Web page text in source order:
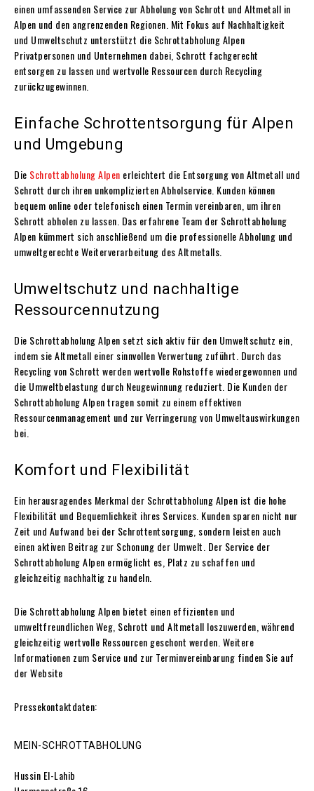
einen umfassenden Service zur Abholung von Schrott und Altmetall in
Alpen und den angrenzenden Regionen. Mit Fokus auf Nachhaltigkeit
und Umweltschutz unterstützt die Schrottabholung Alpen
Privatpersonen und Unternehmen dabei, Schrott fachgerecht
entsorgen zu lassen und wertvolle Ressourcen durch Recycling
zurückzugewinnen.
Einfache Schrottentsorgung für Alpen
und Umgebung
Die Schrottabholung Alpen erleichtert die Entsorgung von Altmetall und
Schrott durch ihren unkomplizierten Abholservice. Kunden können
bequem online oder telefonisch einen Termin vereinbaren, um ihren
Schrott abholen zu lassen. Das erfahrene Team der Schrottabholung
Alpen kümmert sich anschließend um die professionelle Abholung und
umweltgerechte Weiterverarbeitung des Altmetalls.
Umweltschutz und nachhaltige
Ressourcennutzung
Die Schrottabholung Alpen setzt sich aktiv für den Umweltschutz ein,
indem sie Altmetall einer sinnvollen Verwertung zuführt. Durch das
Recycling von Schrott werden wertvolle Rohstoffe wiedergewonnen und
die Umweltbelastung durch Neugewinnung reduziert. Die Kunden der
Schrottabholung Alpen tragen somit zu einem effektiven
Ressourcenmanagement und zur Verringerung von Umweltauswirkungen
bei.
Komfort und Flexibilität
Ein herausragendes Merkmal der Schrottabholung Alpen ist die hohe
Flexibilität und Bequemlichkeit ihres Services. Kunden sparen nicht nur
Zeit und Aufwand bei der Schrottentsorgung, sondern leisten auch
einen aktiven Beitrag zur Schonung der Umwelt. Der Service der
Schrottabholung Alpen ermöglicht es, Platz zu schaffen und
gleichzeitig nachhaltig zu handeln.
Die Schrottabholung Alpen bietet einen effizienten und
umweltfreundlichen Weg, Schrott und Altmetall loszuwerden, während
gleichzeitig wertvolle Ressourcen geschont werden. Weitere
Informationen zum Service und zur Terminvereinbarung finden Sie auf
der Website
Pressekontaktdaten:
MEIN-SCHROTTABHOLUNG
Hussin El-Lahib